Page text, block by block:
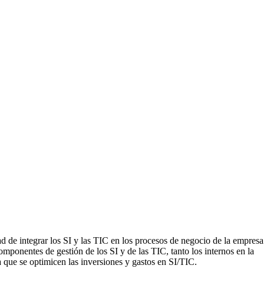
de integrar los SI y las TIC en los procesos de negocio de la empresa
de gestión de los SI y de las TIC, tanto los internos en la
se optimicen las inversiones y gastos en SI/TIC.